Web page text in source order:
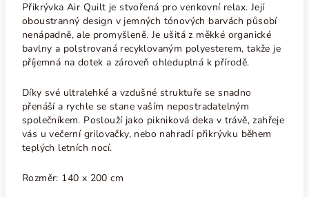
Přikrývka Air Quilt je stvořená pro venkovní relax. Její
oboustranný design v jemných tónových barvách působí
nenápadně, ale promyšleně. Je ušitá z měkké organické
bavlny a polstrovaná recyklovaným polyesterem, takže je
příjemná na dotek a zároveň ohleduplná k přírodě.
Díky své ultralehké a vzdušné struktuře se snadno
přenáší a rychle se stane vaším nepostradatelným
společníkem. Poslouží jako pikniková deka v trávě, zahřeje
vás u večerní grilovačky, nebo nahradí přikrývku během
teplých letních nocí.
Rozměr: 140 x 200 cm